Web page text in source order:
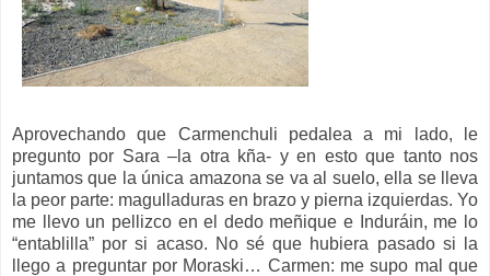
Aprovechando que Carmenchuli pedalea a mi lado, le
pregunto por Sara –la otra kña- y en esto que tanto nos
juntamos que la única amazona se va al suelo, ella se lleva
la peor parte: magulladuras en brazo y pierna izquierdas. Yo
me llevo un pellizco en el dedo meñique e Induráin, me lo
“entablilla” por si acaso. No sé que hubiera pasado si la
llego a preguntar por Moraski… Carmen: me supo mal que